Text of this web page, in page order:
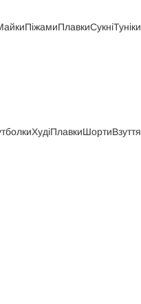
ПіжамиПлавкиСукніТуніки
ХудіПлавкиШортиВзуття